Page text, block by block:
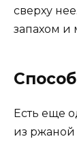
сверху
запахом и
Есть еще
из ржаной